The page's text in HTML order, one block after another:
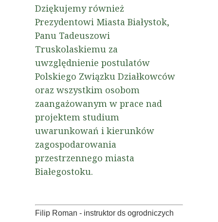
Dziękujemy również
Prezydentowi Miasta Białystok,
Panu Tadeuszowi
Truskolaskiemu za
uwzględnienie postulatów
Polskiego Związku Działkowców
oraz wszystkim osobom
zaangażowanym w prace nad
projektem studium
uwarunkowań i kierunków
zagospodarowania
przestrzennego miasta
Białegostoku.
Filip Roman - instruktor ds ogrodniczych